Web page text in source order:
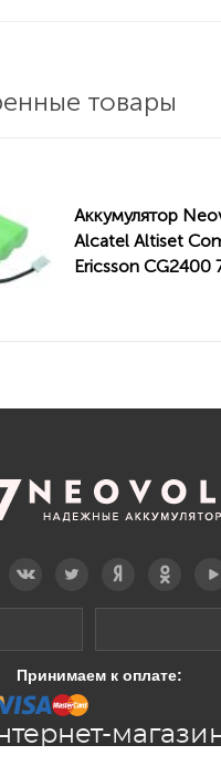
товары
Аккумулятор
Alcatel Altiset
Ericsson CG2400
Принимаем к оплате: